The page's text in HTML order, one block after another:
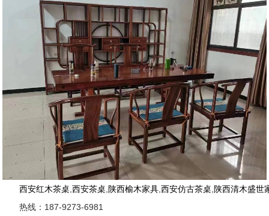
西安红木茶桌 ,西安茶桌 ,陕西榆木家具 ,西安仿古茶桌 ,陕西清木盛世
热线：187-9273-6981